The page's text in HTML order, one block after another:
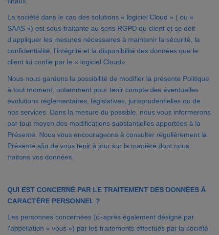
La société dans le cas des solutions « logiciel Cloud » ( ou «
SAAS ») est sous-traitante au sens RGPD du client et se doit
d'appliquer les mesures nécessaires à maintenir la sécurité, la
confidentialité, l'intégrité et la disponibilité des données que le
client lui confie par le « logiciel Cloud».
Nous nous gardons la possibilité de modifier la présente Politique
à tout moment, notamment pour tenir compte des éventuelles
évolutions réglementaires, législatives, jurisprudentielles ou de
nos services. Dans la mesure du possible, nous vous informerons
par tout moyen des modifications substantielles apportées à la
Présente. Nous vous encourageons à consulter régulièrement la
Présente afin de vous tenir à jour sur la manière dont nous
traitons vos données.
QUI EST CONCERNÉ PAR LE TRAITEMENT DES DONNÉES À
CARACTÈRE PERSONNEL ?
Les personnes concernées (ci-après également désigné par
l'appellation « vous ») par les traitements effectués par la société